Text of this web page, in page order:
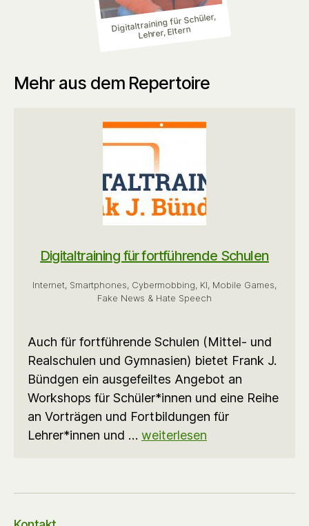
Digitaltraining für Schüler,
Lehrer, Eltern
Mehr aus dem Repertoire
Digitaltraining für fortführende Schulen
Internet, Smartphones, Cybermobbing, KI, Mobile Games,
Fake News & Hate Speech
Auch für fortführende Schulen (Mittel- und
Realschulen und Gymnasien) bietet Frank J.
Bündgen ein ausgefeiltes Angebot an
Workshops für Schüler*innen und eine Reihe
an Vorträgen und Fortbildungen für
Lehrer*innen und … weiterlesen